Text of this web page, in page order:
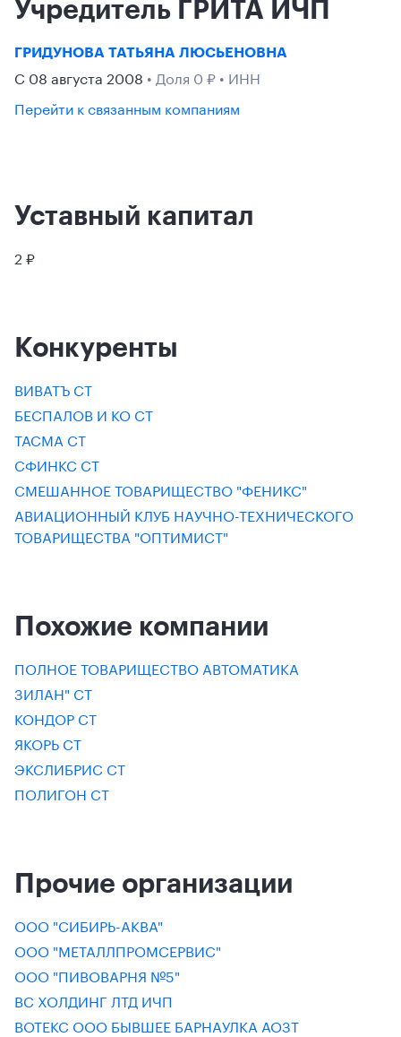
Учредитель ГРИТА ИЧП
ГРИДУНОВА ТАТЬЯНА ЛЮСЬЕНОВНА
С 08 августа 2008 • Доля 0 ₽ • ИНН
Перейти к связанным компаниям
Уставный капитал
2 ₽
Конкуренты
ВИВАТЪ СТ
БЕСПАЛОВ И КО СТ
ТАСМА СТ
СФИНКС СТ
СМЕШАННОЕ ТОВАРИЩЕСТВО "ФЕНИКС"
АВИАЦИОННЫЙ КЛУБ НАУЧНО-ТЕХНИЧЕСКОГО
ТОВАРИЩЕСТВА "ОПТИМИСТ"
Похожие компании
ПОЛНОЕ ТОВАРИЩЕСТВО АВТОМАТИКА
ЗИЛАН" СТ
КОНДОР СТ
ЯКОРЬ СТ
ЭКСЛИБРИС СТ
ПОЛИГОН СТ
Прочие организации
ООО "СИБИРЬ-АКВА"
ООО "МЕТАЛЛПРОМСЕРВИС"
ООО "ПИВОВАРНЯ №5"
ВС ХОЛДИНГ ЛТД ИЧП
ВОТЕКС ООО БЫВШЕЕ БАРНАУЛКА АОЗТ